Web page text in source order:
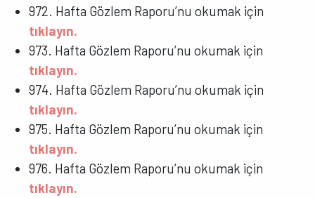
972. Hafta Gözlem Raporu’nu okumak için
tıklayın.
973. Hafta Gözlem Raporu’nu okumak için
tıklayın.
974. Hafta Gözlem Raporu’nu okumak için
tıklayın.
975. Hafta Gözlem Raporu’nu okumak için
tıklayın.
976. Hafta Gözlem Raporu’nu okumak için
tıklayın.